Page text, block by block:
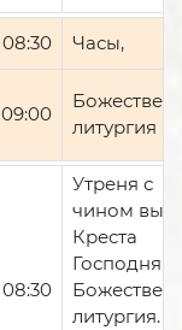
08:30 Часы,
09:00
литургия
08:30
Утреня с
чином
Креста
Господня,
литургия.